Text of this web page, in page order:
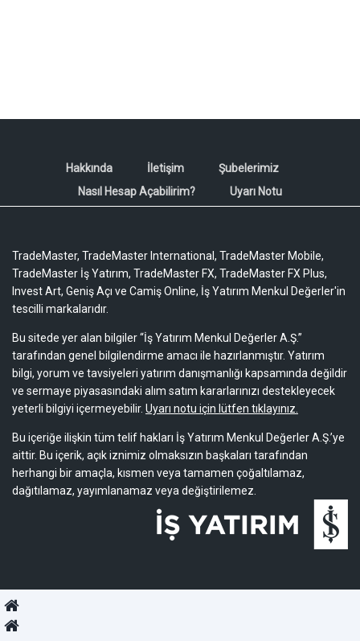
Hakkında İletişim
Şubelerimiz
Nasıl Hesap Açabilirim?
Uyarı Notu
TradeMaster, TradeMaster International, TradeMaster Mobile,
TradeMaster İş Yatırım, TradeMaster FX, TradeMaster FX Plus,
Invest Art, Geniş Açı ve Camiş Online, İş Yatırım Menkul Değerler'in
tescilli markalarıdır.
Bu sitede yer alan bilgiler “İş Yatırım Menkul Değerler A.Ş.”
tarafından genel bilgilendirme amacı ile hazırlanmıştır. Yatırım
bilgi, yorum ve tavsiyeleri yatırım danışmanlığı kapsamında değildir
ve sermaye piyasasındaki alım satım kararlarınızı destekleyecek
yeterli bilgiyi içermeyebilir. Uyarı notu için lütfen tıklayınız.
Bu içeriğe ilişkin tüm telif hakları İş Yatırım Menkul Değerler A.Ş.’ye
aittir. Bu içerik, açık iznimiz olmaksızın başkaları tarafından
herhangi bir amaçla, kısmen veya tamamen çoğaltılamaz,
dağıtılamaz, yayımlanamaz veya değiştirilemez.